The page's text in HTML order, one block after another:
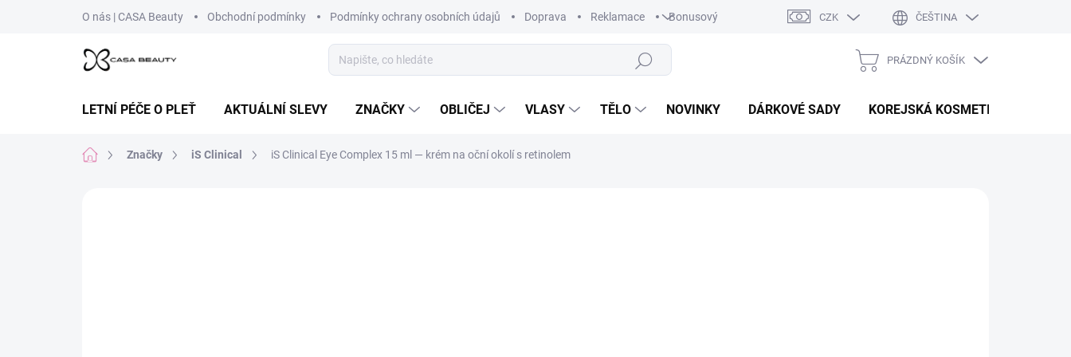
O nás | CASA Beauty Obchodní podmínky Podmínky ochrany osobních údajů Doprava Reklamace Bonusový system Hodnocení obchodu
CZK ČEŠTINA
Hledat
KOŠÍK
PRÁZDNÝ KOŠÍK
LETNÍ PÉČE O PLEŤ AKTUÁLNÍ SLEVY ZNAČKY OBLIČEJ VLASY TĚLO NOVINKY DÁRKOVÉ SADY KOREJSKÁ KOSMETIKA
Domů Značky iS Clinical iS Clinical Eye Complex 15 ml — krém na oční okolí s retinolem